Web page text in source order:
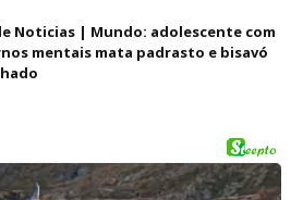
Noticias | Mundo: adolescente com
mentais mata padrasto e bisavó